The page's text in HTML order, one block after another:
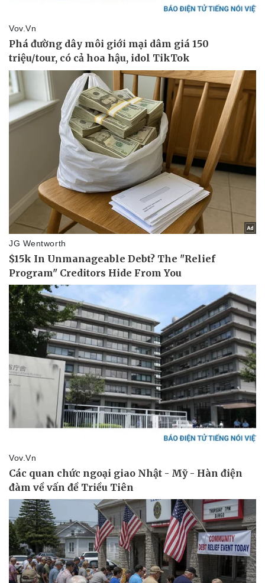
Pháp luật
Vụ án
Tin nóng
Tư vấn luật
Quân sự - Quốc phòng
Vũ khí
Việt Nam
Phân tích